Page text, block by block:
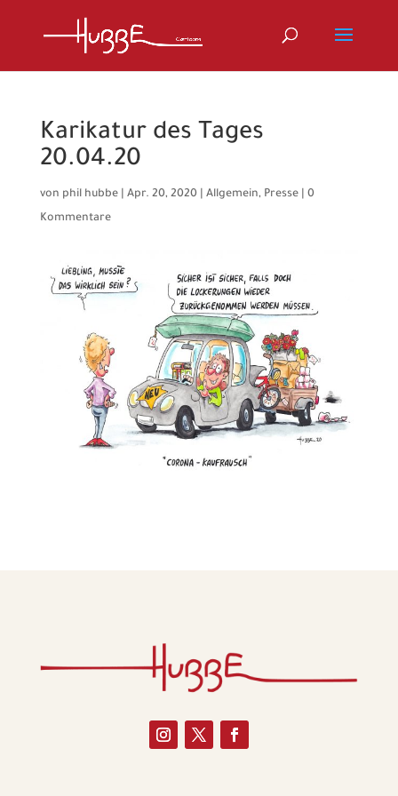
Karikatur des Tages
20.04.20
von phil hubbe| Apr. 20, 2020| Allgemein, Presse| 0
Kommentare